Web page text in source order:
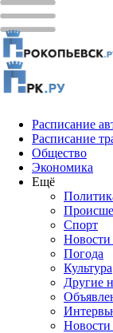
Расписание
Расписание
Общество
Экономика
Ещё
Спорт
Погода
Культура
Другие
Новости